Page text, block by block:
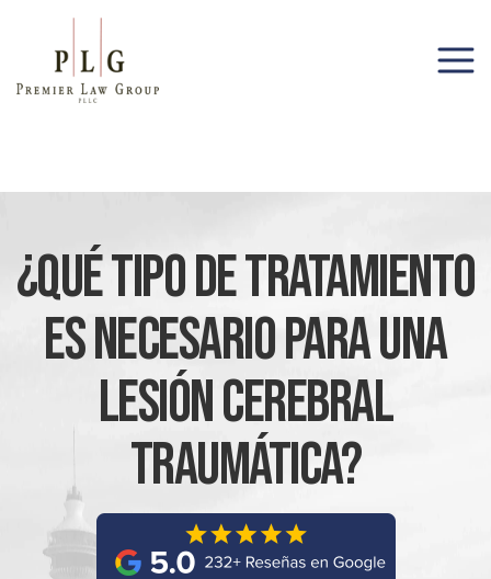
¿Qué Tipo De Tratamiento
Es Necesario Para Una
Lesión Cerebral
Traumática?